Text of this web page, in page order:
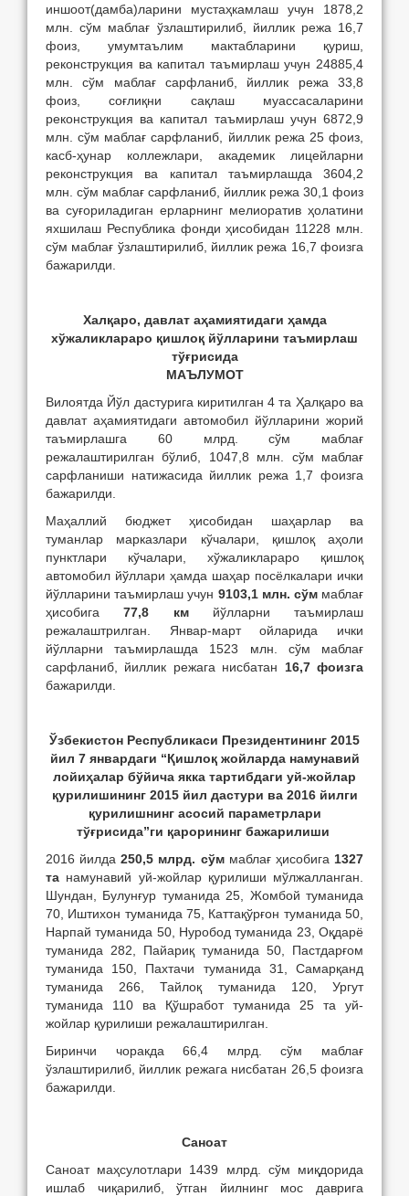
иншоот(дамба)ларини мустаҳкамлаш учун 1878,2
млн. сўм маблағ ўзлаштирилиб, йиллик режа 16,7
фоиз, умумтаълим мактабларини қуриш,
реконструкция ва капитал таъмирлаш учун 24885,4
млн. сўм маблағ сарфланиб, йиллик режа 33,8
фоиз, соғлиқни сақлаш муассасаларини
реконструкция ва капитал таъмирлаш учун 6872,9
млн. сўм маблағ сарфланиб, йиллик режа 25 фоиз,
касб-ҳунар коллежлари, академик лицейларни
реконструкция ва капитал таъмирлашда 3604,2
млн. сўм маблағ сарфланиб, йиллик режа 30,1 фоиз
ва суғориладиган ерларнинг мелиоратив ҳолатини
яхшилаш Республика фонди ҳисобидан 11228 млн.
сўм маблағ ўзлаштирилиб, йиллик режа 16,7 фоизга
бажарилди.
Халқаро, давлат аҳамиятидаги ҳамда
хўжаликлараро қишлоқ йўлларини таъмирлаш
тўғрисида
МАЪЛУМОТ
Вилоятда Йўл дастурига киритилган 4 та Ҳалқаро ва
давлат аҳамиятидаги автомобил йўлларини жорий
таъмирлашга 60 млрд. сўм маблағ
режалаштирилган бўлиб, 1047,8 млн. сўм маблағ
сарфланиши натижасида йиллик режа 1,7 фоизга
бажарилди.
Маҳаллий бюджет ҳисобидан шаҳарлар ва
туманлар марказлари кўчалари, қишлоқ аҳоли
пунктлари кўчалари, хўжаликлараро қишлоқ
автомобил йўллари ҳамда шаҳар посёлкалари ички
йўлларини таъмирлаш учун 9103,1 млн. сўммаблағ
ҳисобига77,8 кмйўлларни таъмирлаш
режалаштрилган. Январ-март ойларида ички
йўлларни таъмирлашда 1523 млн. сўм маблағ
сарфланиб, йиллик режага нисбатан 16,7 фоизга
бажарилди.
Ўзбекистон Республикаси Президентининг 2015
йил 7январдаги “Қишлоқ жойларда намунавий
лойиҳалар бўйича якка тартибдаги уй-жойлар
қурилишининг2015 йил дастури ва 2016 йилги
қурилишнинг асосий параметрлари
тўғрисида”ги қарорининг бажарилиши
2016 йилда250,5 млрд. сўммаблағ ҳисобига 1327
та намунавий уй-жойлар қурилиши мўлжалланган.
Шундан, Булунғур туманида 25, Жомбой туманида
70, Иштихон туманида 75, Каттақўрғон туманида 50,
Нарпай туманида 50, Нуробод туманида 23, Оқдарё
туманида 282, Пайариқ туманида 50, Пастдарғом
туманида 150, Пахтачи туманида 31, Самарқанд
туманида 266, Тайлоқ туманида 120, Ургут
туманида 110 ва Қўшработ туманида 25 та уй-
жойлар қурилиши режалаштирилган.
Биринчи чоракда 66,4 млрд. сўм маблағ
ўзлаштирилиб, йиллик режага нисбатан 26,5 фоизга
бажарилди.
Саноат
Саноат маҳсулотлари 1439 млрд. сўм миқдорида
ишлаб чиқарилиб, ўтган йилнинг мос даврига